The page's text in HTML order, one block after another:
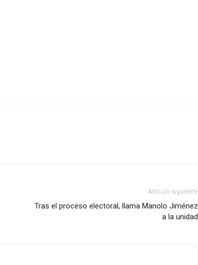
Artículo siguiente
Tras el proceso electoral, llama Manolo Jiménez
a la unidad